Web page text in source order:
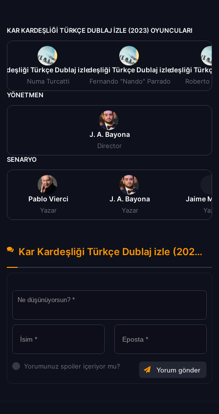
KAR KARDEŞLIĞI TÜRKÇE DUBLAJ IZLE (2023) OYUNCULARI
Türkçe Dublaj izle (2023)
Numa Turcatti
Kar Kardeşliği Türkçe Dublaj izle (2023)
Fernando "Nando" Parrado
Kar Kardeşliği
Roberto
YÖNETMEN
J. A. Bayona
Director
SENARYO
Pablo Vierci
Yazar
J. A. Bayona
Yazar
Jaime
Kar Kardeşliği Türkçe Dublaj izle (2023) Hakkında Yorumlar
Yorumunuz spoiler içeriyor mu?